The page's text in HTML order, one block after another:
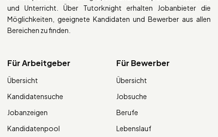
und Unterricht. Über Tutorknight erhalten Jobanbieter die
Möglichkeiten, geeignete Kandidaten und Bewerber aus allen
Bereichen zu finden.
Für Arbeitgeber
Übersicht
Kandidatensuche
Jobanzeigen
Kandidatenpool
Für Bewerber
Übersicht
Jobsuche
Berufe
Lebenslauf